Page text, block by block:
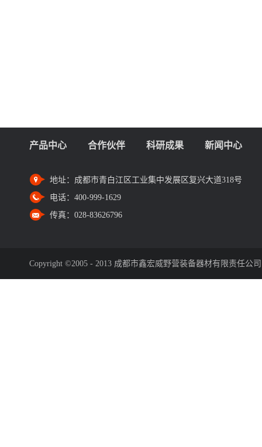
产品中心 合作伙伴 科研成果 新闻中心
地址： 成都市青白江区工业集中发展区复兴大道318号
电话： 400-999-1629
传真： 028-83626796
Copyright ©2005 - 2013 成都市鑫宏威野营装备器材有限责任公司